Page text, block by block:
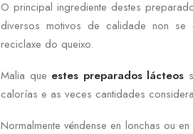
O principal ingrediente destes
diversos motivos de calidade non se
reciclaxe do queixo.
Malia que estes preparados lácteos
calorías e as veces cantidades
Normalmente véndense en lonchas ou